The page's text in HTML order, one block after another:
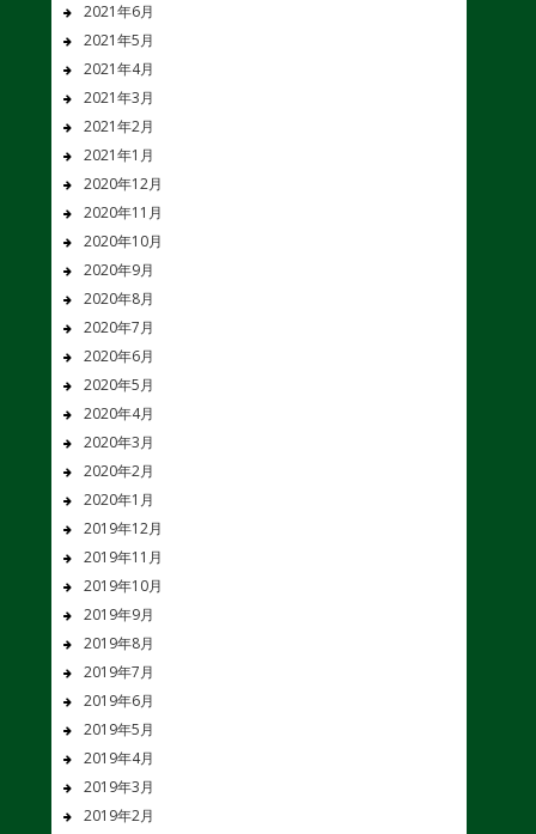
2021年6月
2021年5月
2021年4月
2021年3月
2021年2月
2021年1月
2020年12月
2020年11月
2020年10月
2020年9月
2020年8月
2020年7月
2020年6月
2020年5月
2020年4月
2020年3月
2020年2月
2020年1月
2019年12月
2019年11月
2019年10月
2019年9月
2019年8月
2019年7月
2019年6月
2019年5月
2019年4月
2019年3月
2019年2月